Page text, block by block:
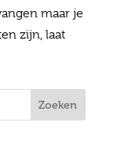
maar je
zijn, laat